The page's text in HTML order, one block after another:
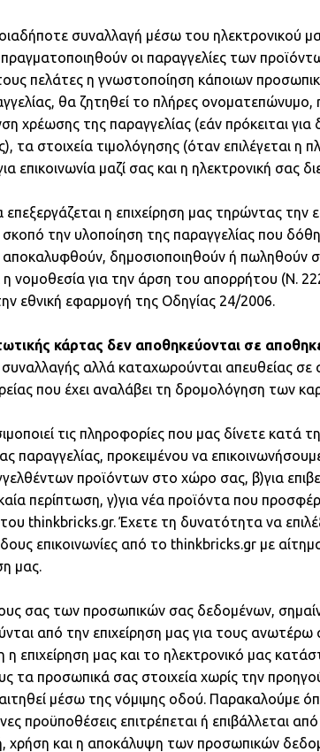
συναλλαγή μέσω του ηλεκτρονικού
οι παραγγελίες των
πελάτες η γνωστοποίηση κάποιων
θα ζητηθεί το πλήρες
χρέωσης της παραγγελίας (εάν πρόκειται
τα στοιχεία τιμολόγησης (όταν επιλέγεται η
επικοινωνία μαζί σας και η ηλεκτρονική σας
η επιχείρηση μας τηρώντας
την υλοποίηση της παραγγελίας που
δημοσιοποιηθούν ή πωληθούν σε
η νομοθεσία για την άρση του απορρήτου (Ν.
εθνική εφαρμογή της Οδηγίας 24/2006.
κάρτας δεν αποθηκεύονται σε
συναλλαγής αλλά καταχωρούνται απευθείας σε
που έχει αναλάβει τη δρομολόγηση των
τις πληροφορίες που μας δίνετε κατά
παραγγελίας, προκειμένου να
προϊόντων στο χώρο σας, β)για
περίπτωση, γ)για νέα προϊόντα που
thinkbricks.gr. Έχετε τη δυνατότητα να
επικοινωνίες από το thinkbricks.gr με
μας.
σας των προσωπικών σας δεδομένων,
από την επιχείρηση μας για τους
η επιχείρηση μας και το ηλεκτρονικό μας
τα προσωπικά σας στοιχεία χωρίς την
μέσω της νόμιμης οδού. Παρακαλούμε
προϋποθέσεις επιτρέπεται ή επιβάλλεται
χρήση και η αποκάλυψη των προσωπικών